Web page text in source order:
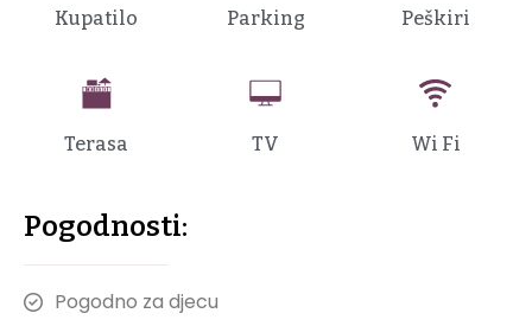
Kupatilo Parking Peškiri
Terasa TV Wi Fi
Pogodnosti:
Pogodno za djecu